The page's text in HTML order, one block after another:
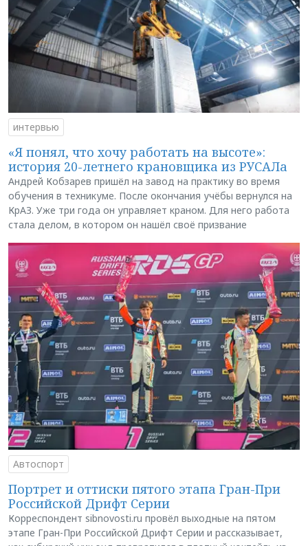
интервью
«Я понял, что хочу работать на высоте»:
история 20-летнего крановщика из РУСАЛа
Андрей Кобзарев пришёл на завод на практику во время
обучения в техникуме. После окончания учёбы вернулся на
КрАЗ. Уже три года он управляет краном. Для него работа
стала делом, в котором он нашёл своё призвание
Автоспорт
Портрет и оттиски пятого этапа Гран-При
Российской Дрифт Серии
Корреспондент sibnovosti.ru провёл выходные на пятом
этапе Гран-При Российской Дрифт Серии и рассказывает,